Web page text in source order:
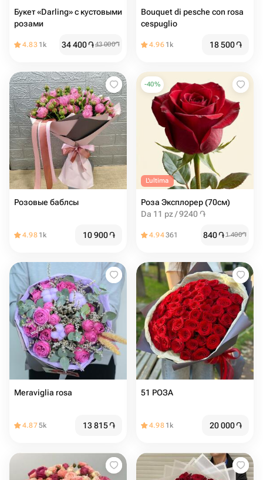
Букет «Darling» с кустовыми
розами
4.83 1k 34 400֏43 000֏
Bouquet di pesche con rosa
cespuglio
4.96 1k 18 500֏
Розовые баблсы
4.98 1k 10 900֏
-40%
L'ultima
Роза Эксплорер (70см)
Da 11 pz / 9240 ֏
4.94361 840֏1 400֏
Meraviglia rosa
4.875k 13 815֏
51 РОЗА
4.98 1k 20 000֏